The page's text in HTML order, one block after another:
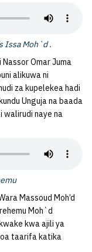
Issa Moh`d .
Omar Juma
alikuwa ni
za kupelekea hadi
Unguja na baada
walirudi naye na
Massoud Moh’d
Moh`d
kwa ajili ya
taarifa katika